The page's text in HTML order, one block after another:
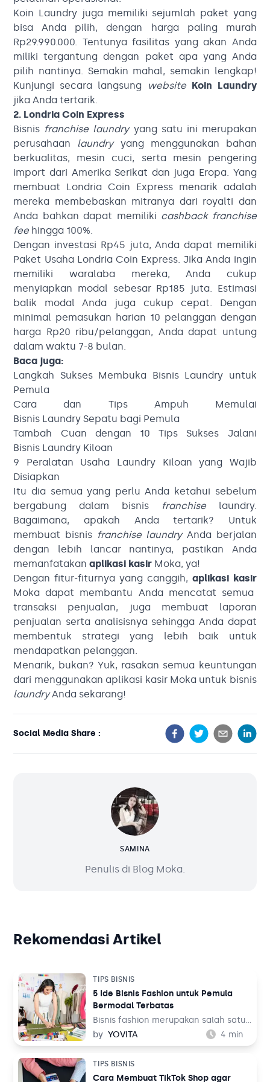
Koin Laundry juga memiliki sejumlah paket yang
bisa Anda pilih, dengan harga paling murah
Rp29.990.000. Tentunya fasilitas yang akan Anda
miliki tergantung dengan paket apa yang Anda
pilih nantinya. Semakin mahal, semakin lengkap!
Kunjungi secara langsung
website Koin Laundry
jika Anda tertarik.
2. Londria Coin Express
Bisnis franchise laundryyang satu ini merupakan
perusahaan laundryyang menggunakan bahan
berkualitas, mesin cuci, serta mesin pengering
import dari Amerika Serikat dan juga Eropa. Yang
membuat Londria Coin Express menarik adalah
mereka membebaskan mitranya dari royalti dan
Anda bahkan dapat memiliki cashback franchise
feehingga 100%.
Dengan investasi Rp45 juta, Anda dapat memiliki
Paket Usaha Londria Coin Express. Jika Anda ingin
memiliki waralaba mereka, Anda cukup
menyiapkan modal sebesar Rp185 juta. Estimasi
balik modal Anda juga cukup cepat. Dengan
minimal pemasukan harian 10 pelanggan dengan
harga Rp20 ribu/pelanggan, Anda dapat untung
dalam waktu 7-8 bulan.
Baca juga:
Langkah Sukses Membuka Bisnis Laundry untuk
Pemula
Cara dan Tips Ampuh Memulai
Bisnis Laundry Sepatu bagi Pemula
Tambah Cuan dengan 10 Tips Sukses Jalani
Bisnis Laundry Kiloan
9 Peralatan Usaha Laundry Kiloan yang Wajib
Disiapkan
Itu dia semua yang perlu Anda ketahui sebelum
bergabung dalam bisnis
franchise laundry.
Bagaimana, apakah Anda tertarik? Untuk
membuat bisnis franchise laundry Anda berjalan
dengan lebih lancar nantinya, pastikan Anda
memanfatakan aplikasi kasir Moka, ya!
Dengan fitur-fiturnya yang canggih, aplikasi kasir
Moka dapat membantu Anda mencatat semua
transaksi penjualan, juga membuat laporan
penjualan serta analisisnya sehingga Anda dapat
membentuk strategi yang lebih baik untuk
mendapatkan pelanggan.
Menarik, bukan? Yuk, rasakan semua keuntungan
dari menggunakan aplikasi kasirMoka untuk bisnis
laundryAnda sekarang!
Social Media Share :
SAMINA
Penulis di Blog Moka.
Rekomendasi Artikel
TIPS BISNIS
5 Ide Bisnis Fashion untuk Pemula
Bermodal Terbatas
Bisnis fashion merupakan salah satu
bisnis yang tak akan pernah mati.
Sebab, pada dasarnya setiap orang
kehidupan sehari-hari mereka, baik
by YOVITA 4 min
TIPS BISNIS
Cara Membuat TikTok Shop agar